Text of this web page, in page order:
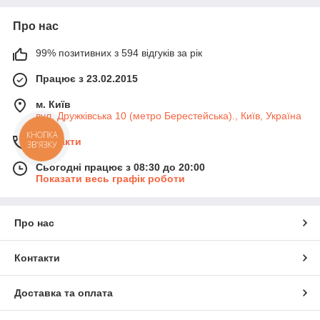
Про нас
99% позитивних з 594 відгуків за рік
Працює з 23.02.2015
м. Київ
вул. Дружківська 10 (метро Берестейська)., Київ, Україна
Контакти
Сьогодні працює з 08:30 до 20:00
Показати весь графік роботи
Про нас
Контакти
Доставка та оплата
КНОПКА
ЗВ'ЯЗКУ